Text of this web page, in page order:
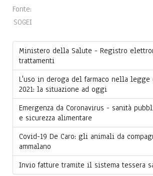
Fonte:
SOGEI
Ministero della Salute - Registro
trattamenti
L'uso in deroga del farmaco nella
2021: la situazione ad oggi
Emergenza da Coronavirus - sanità
e sicurezza alimentare
Covid-19 De Caro: gli animali da
ammalano
Invio fatture tramite il sistema tessera